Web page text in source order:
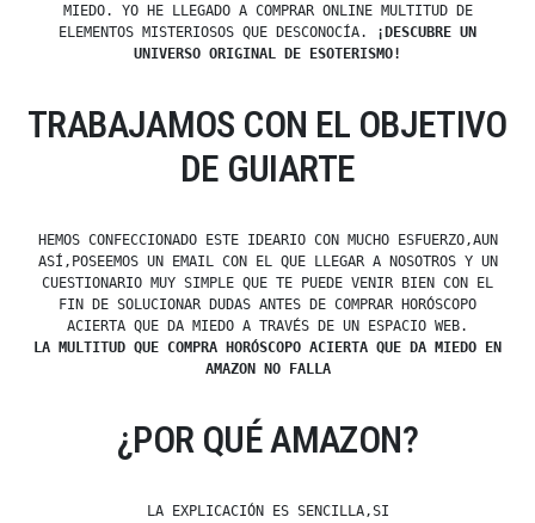
MIEDO. YO HE LLEGADO A COMPRAR ONLINE MULTITUD DE
ELEMENTOS MISTERIOSOS QUE DESCONOCÍA.
¡DESCUBRE UN
UNIVERSO ORIGINAL DE ESOTERISMO!
TRABAJAMOS CON EL OBJETIVO
DE GUIARTE
HEMOS CONFECCIONADO ESTE IDEARIO CON MUCHO ESFUERZO,AUN
ASÍ,POSEEMOS UN EMAIL CON EL QUE LLEGAR A NOSOTROS Y UN
CUESTIONARIO MUY SIMPLE QUE TE PUEDE VENIR BIEN CON EL
FIN DE SOLUCIONAR DUDAS ANTES DE COMPRAR HORÓSCOPO
ACIERTA QUE DA MIEDO A TRAVÉS DE UN ESPACIO WEB.
LA MULTITUD QUE COMPRA HORÓSCOPO ACIERTA QUE DA MIEDO EN
AMAZON NO FALLA
¿POR QUÉ AMAZON?
LA EXPLICACIÓN ES SENCILLA,SI